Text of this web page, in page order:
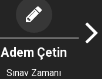
Adem Çetin
Sınav Zamanı